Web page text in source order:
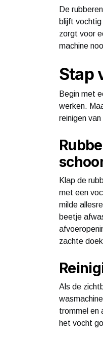
De
blijft
zorgt voor
machine
Stap
Begin met
werken.
reinigen
Klap de
met een
milde
beetje
zachte
Als de
trommel en
het vocht